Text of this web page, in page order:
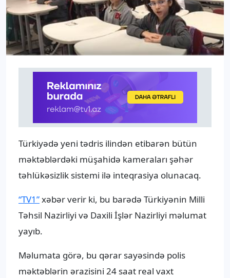
Türkiyədə yeni tədris ilindən etibarən bütün
məktəblərdəki müşahidə kameraları şəhər
təhlükəsizlik sistemi ilə inteqrasiya olunacaq.
“TV1”xəbər verir ki, bu barədə Türkiyənin Milli
Təhsil Nazirliyi və Daxili İşlər Nazirliyi məlumat
yayıb.
Məlumata görə, bu qərar sayəsində polis
məktəblərin ərazisini 24 saat real vaxt